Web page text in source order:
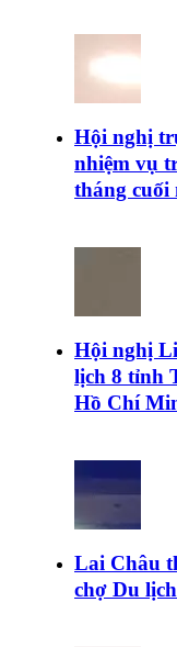
Hội nghị
nhiệm vụ
tháng cuối
Hội nghị
lịch 8 tỉnh
Hồ Chí
Lai Châu
chợ Du